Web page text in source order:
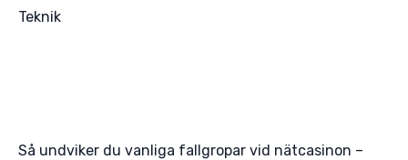
Teknik
Så undviker du vanliga fallgropar vid nätcasinon –